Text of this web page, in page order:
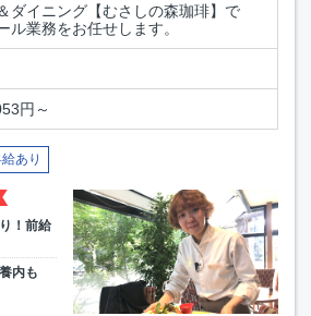
ダイニング【むさしの森珈琲】で
ル業務をお任せします。
円～
あり
！前給
内も